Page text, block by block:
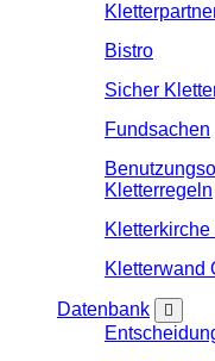
Bistro
Sicher
Fundsachen
Kletterregeln
Kletterkirche
Kletterwand
Datenbank